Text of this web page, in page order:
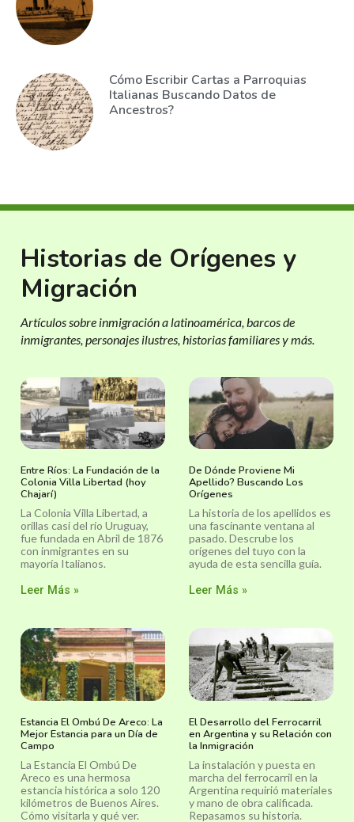
Cómo Escribir Cartas a Parroquias
Italianas Buscando Datos de
Ancestros?
Historias de Orígenes y
Migración
Artículos sobre inmigración a latinoamérica, barcos de
inmigrantes, personajes ilustres, historias familiares y más.
Entre Ríos: La Fundación de la
Colonia Villa Libertad (hoy
Chajarí)
La Colonia Villa Libertad, a
orillas casi del río Uruguay,
fue fundada en Abril de 1876
con inmigrantes en su
mayoría Italianos.
Leer Más »
De Dónde Proviene Mi
Apellido? Buscando Los
Orígenes
La historia de los apellidos es
una fascinante ventana al
pasado. Descrube los
orígenes del tuyo con la
ayuda de esta sencilla guía.
Leer Más »
Estancia El Ombú De Areco: La
Mejor Estancia para un Día de
Campo
La Estancia El Ombú De
Areco es una hermosa
estancia histórica a solo 120
kilómetros de Buenos Aires.
Cómo visitarla y qué ver.
El Desarrollo del Ferrocarril
en Argentina y su Relación con
la Inmigración
La instalación y puesta en
marcha del ferrocarril en la
Argentina requirió materiales
y mano de obra calificada.
Repasamos su historia.